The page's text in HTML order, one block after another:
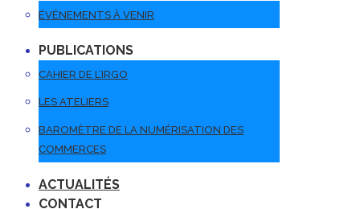
ÉVÉNEMENTS À VENIR
PUBLICATIONS
CAHIER DE L’IRGO
LES ATELIERS
BAROMÈTRE DE LA NUMÉRISATION DES
COMMERCES
ACTUALITÉS
CONTACT